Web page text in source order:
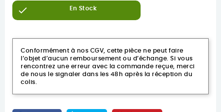
 En Stock
Conformément à nos CGV, cette pièce ne peut faire
l’objet d’aucun remboursement ou d’échange. Si vous
rencontrez une erreur avec la commande reçue, merci
de nous le signaler dans les 48h après la réception du
colis.